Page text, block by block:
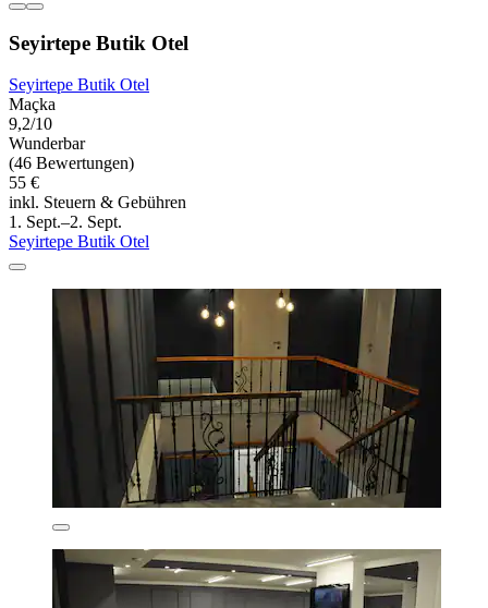
Seyirtepe Butik Otel
Seyirtepe Butik Otel
Maçka
9,2/10
Wunderbar
(46 Bewertungen)
55 €
inkl. Steuern & Gebühren
1. Sept.–2. Sept.
Seyirtepe Butik Otel